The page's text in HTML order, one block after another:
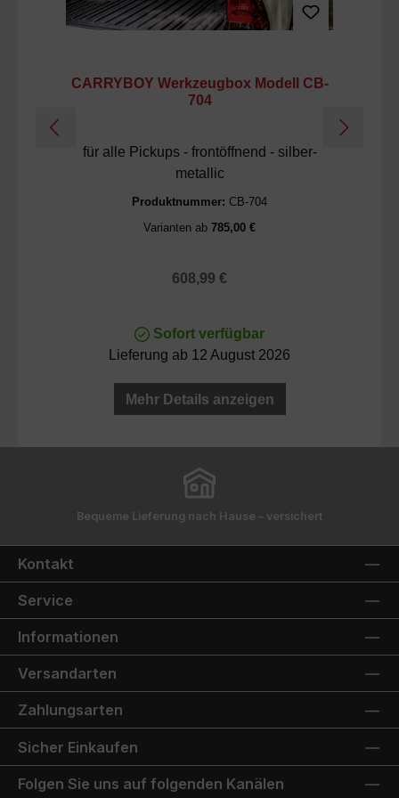
CARRYBOY Werkzeugbox Modell CB-
704
für alle Pickups - frontöffnend - silber-
metallic
Produktnummer: CB-704
Varianten ab 785,00 €
Regulärer Preis:
608,99 €
Sofort verfügbar
Lieferung ab 12 August 2026
Mehr Details anzeigen
Bequeme Lieferung nach Hause – versichert
Kontakt
Service
Informationen
Versandarten
Zahlungsarten
Sicher Einkaufen
Folgen Sie uns auf folgenden Kanälen